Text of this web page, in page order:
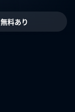
無料あり